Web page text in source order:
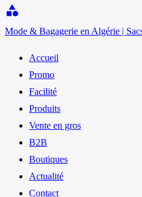
category
Mode & Bagagerie en Algérie |
Accueil
Promo
Facilité
Produits
Vente en gros
B2B
Boutiques
Actualité
Contact